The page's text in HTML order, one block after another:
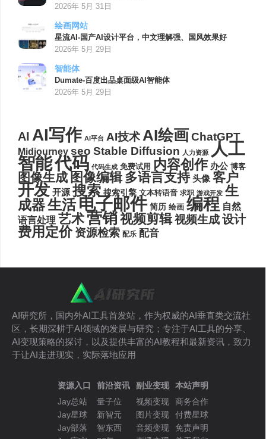
2026年 5月 31日
绘画网站
星流AI-国产AI设计平台，中文理解强、国风效果好
2026年 5月 29日
智能体
Dumate-百度出品桌面级AI智能体
2026年 5月 29日
AI AI写作 AI平台 AI技术AI绘画ChatGPT
Midjourney seo Stable Diffusion 人力资源 人工
智能代码 代码生成 免费试用 内容创作 办公 博客
图像生成 图像编辑 多语言支持 头像 客户
开发 开源 搜索 搜索引擎 文本转语音 求职 游戏开发 生
成器生活电子邮件 简历 绘画 编程 自然
语言处理 艺术营销视频剪辑视频生成设计
费用定价 资源检索 配乐 配音
AI研究所，国内外AI工具首发站，作为权威的AI垂直类交流社
区，长期深耕于AI领域的发展与研究；专注于AI工具的分享、
AI变现策略的探讨，以及提供丰富的AI教程和最新资讯，致力
于让AI走进现实，实际落地应用
资源入口
Jay总站
Jay星球
Jay部落
前沿资讯
量子位
新智元
智东西
副业变现
视频变现
图片变现
音频变现
本站声明
商务合作
付费星球
免责声明